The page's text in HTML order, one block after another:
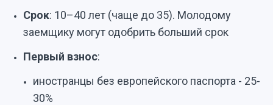
Срок: 10–40 лет (чаще до 35). Молодому
заемщику могут одобрить больший срок
Первый взнос:
иностранцы без европейского паспорта - 25-
30%